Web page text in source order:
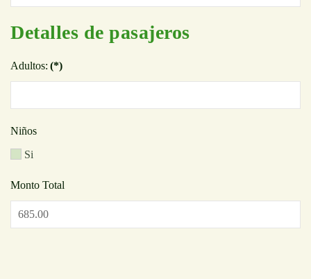
Detalles de pasajeros
Adultos: (*)
Niños
Si
Monto Total